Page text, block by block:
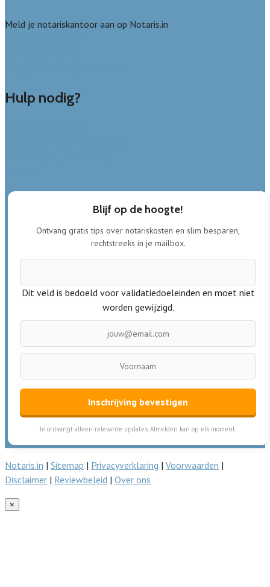
Meld je notariskantoor aan op Notaris.in
Hulp nodig?
Blijf op de hoogte!
Ontvang gratis tips over notariskosten en slim besparen,
rechtstreeks in je mailbox.
Dit veld is bedoeld voor validatiedoeleinden en moet niet
worden gewijzigd.
Inschrijving bevestigen
Je ontvangt alleen relevante updates. Afmelden kan op elk moment.
Notaris.in | Sitemap | Privacyverklaring | Voorwaarden |
Disclaimer | Reviewbeleid | Over ons
×